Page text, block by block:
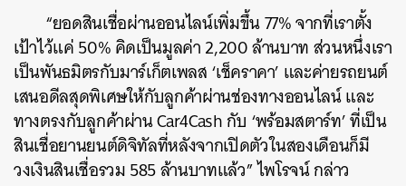
“ยอดสินเชื่อผ่านออนไลน์เพิ่มขึ้น 77% จากที่เราตั้ง
เป้าไว้แค่ 50% คิดเป็นมูลค่า 2,200 ล้านบาท ส่วนหนึ่งเรา
เป็นพันธมิตรกับมาร์เก็ตเพลส ‘เช็คราคา’ และค่ายรถยนต์
เสนอดีลสุดพิเศษให้กับลูกค้าผ่านช่องทางออนไลน์ และ
ทางตรงกับลูกค้าผ่าน Car4Cash กับ ‘พร้อมสตาร์ท’ ที่เป็น
สินเชื่อยานยนต์ดิจิทัลที่หลังจากเปิดตัวในสองเดือนก็มี
วงเงินสินเชื่อรวม 585 ล้านบาทแล้ว” ไพโรจน์ กล่าว